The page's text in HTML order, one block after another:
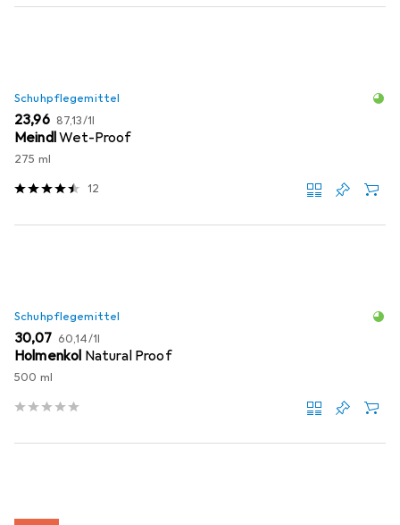
Schuhpflegemittel
EUR
23,96 EUR
87,13/1l
MeindlWet-Proof
275 ml
12
Schuhpflegemittel
EUR
30,07 EUR
60,14/1l
Holmenkol Natural Proof
500 ml